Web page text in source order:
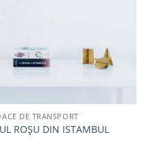
DE TRANSPORT
ROȘU DIN ISTAMBUL